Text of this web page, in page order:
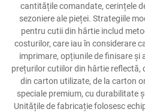
cantitățile comandate, cerințele
sezoniere ale pieței. Strategiile
pentru cutii din hârtie includ
costurilor, care iau în considerare
imprimare, opțiunile de finisare și
prețurilor cutiilor din hârtie reflectă,
din carton utilizate, de la carton
speciale premium, cu durabilitate
Unitățile de fabricație folosesc